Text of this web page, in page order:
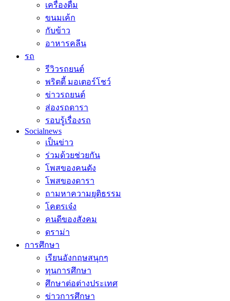
เครื่องดื่ม
ขนมเค้ก
กับข้าว
อาหารคลีน
รถ
รีวิวรถยนต์
พริตตี้ มอเตอร์โชว์
ข่าวรถยนต์
ส่องรถดารา
รอบรู้เรื่องรถ
Socialnews
เป็นข่าว
ร่วมด้วยช่วยกัน
โพสของคนดัง
โพสของดารา
ถามหาความยุติธรรม
โคตรเจ๋ง
คนดีของสังคม
ดราม่า
การศึกษา
เรียนอังกฤษสนุกๆ
ทุนการศึกษา
ศึกษาต่อต่างประเทศ
ข่าวการศึกษา